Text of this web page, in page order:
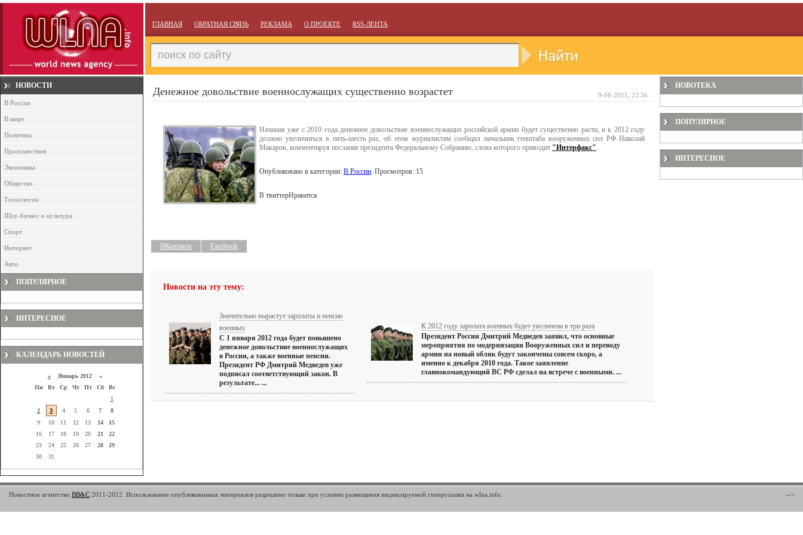
ГЛАВНАЯ ОБРАТНАЯ СВЯЗЬ РЕКЛАМА О ПРОЕКТЕ RSS-ЛЕНТА
НОВОСТИ
В России
В мире
Политика
Происшествия
Экономика
Общество
Технологии
Шоу-бизнес и культура
Спорт
Интернет
Авто
ПОПУЛЯРНОЕ
ИНТЕРЕСНОЕ
КАЛЕНДАРЬ НОВОСТЕЙ
«Январь 2012 »
Пн
Вт Ср Чт Пт Сб
Вс
1
2
3 4 5 6 7
8
9
10 11 12 13 14
15
16
17 18 19 20 21
22
23
24 25 26 27 28
29
30
31
Денежное довольствие военнослужащих существенно возрастет
Начиная уже с 2010 года денежное довольствие военнослужащих российской армии будет существенно расти, и к 2012 году
должно увеличиться в пять-шесть раз, об этом журналистам сообщил начальник генштаба вооруженных сил РФ Николай
Макаров, комментируя послание президента Федеральному Собранию, слова которого приводит "Интерфакс".
Опубликовано в категории: В России. Просмотров: 15
В твиттерНравится
ВКонтакте Facebook
Новости на эту тему:
Значительно вырастут зарплаты и пенсии
военных
С 1 января 2012 года будет повышено
денежное довольствие военнослужащих
в России, а также военные пенсии.
Президент РФ Дмитрий Медведев уже
подписал соответствующий закон. В
результате... ...
К 2012 году зарплата военных будет увеличена в три раза
Президент России Дмитрий Медведев заявил, что основные
мероприятия по модернизации Вооруженных сил и переводу
армии на новый облик будут закончены совсем скоро, а
именно к декабря 2010 года. Такое заявление
главнокомандующий ВС РФ сделал на встрече с военными. ...
9-08-2011, 22:56
НОВОТЕКА
ПОПУЛЯРНОЕ
ИНТЕРЕСНОЕ
Новостное агентство BB&C 2011-2012. Использование опубликованных материалов разрешено только при условии размещения индексируемой гиперссылки на wlna.info. -->